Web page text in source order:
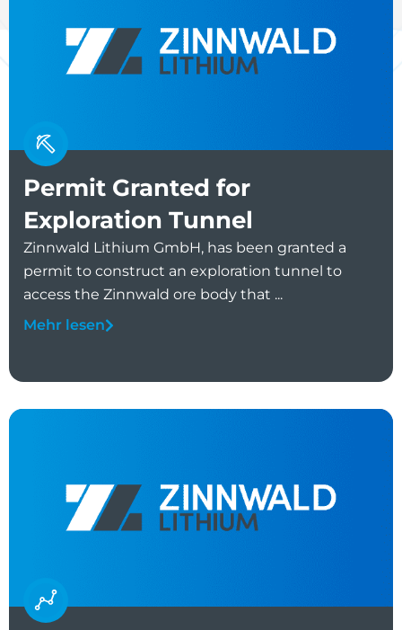
Permit Granted for
Exploration Tunnel
Zinnwald Lithium GmbH, has been granted a
permit to construct an exploration tunnel to
access the Zinnwald ore body that ...
Mehr lesen